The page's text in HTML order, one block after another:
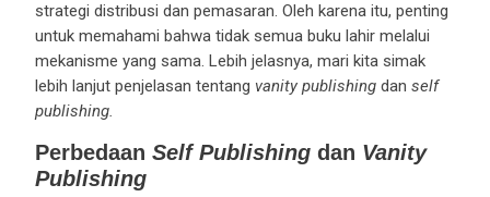
strategi distribusi dan pemasaran. Oleh karena itu, penting
untuk memahami bahwa tidak semua buku lahir melalui
mekanisme yang sama. Lebih jelasnya, mari kita simak
lebih lanjut penjelasan tentang vanity publishingdan self
publishing.
Perbedaan Self Publishing dan Vanity
Publishing